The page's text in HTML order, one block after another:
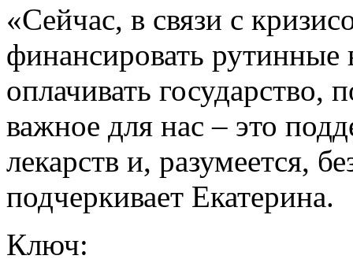
«Сейчас, в связи с
финансировать
оплачивать государство,
важное для нас – это
лекарств и, разумеется,
подчеркивает Екатерина.
Ключ: